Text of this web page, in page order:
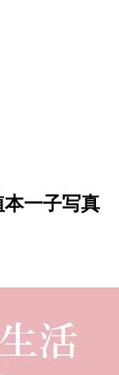
一子写真